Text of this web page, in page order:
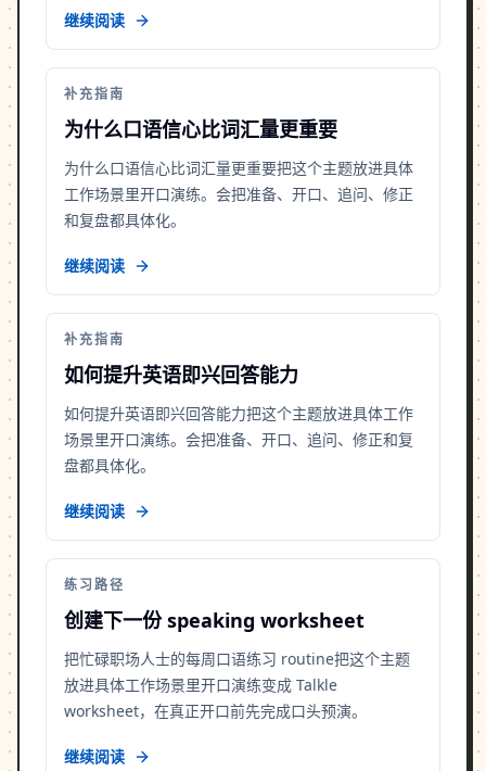
继续阅读
补充指南
为什么口语信心比词汇量更重要
为什么口语信心比词汇量更重要把这个主题放进具体
工作场景里开口演练。会把准备、开口、追问、修正
和复盘都具体化。
继续阅读
补充指南
如何提升英语即兴回答能力
如何提升英语即兴回答能力把这个主题放进具体工作
场景里开口演练。会把准备、开口、追问、修正和复
盘都具体化。
继续阅读
练习路径
创建下一份 speaking worksheet
把忙碌职场人士的每周口语练习 routine把这个主题
放进具体工作场景里开口演练变成 Talkle
worksheet，在真正开口前先完成口头预演。
继续阅读